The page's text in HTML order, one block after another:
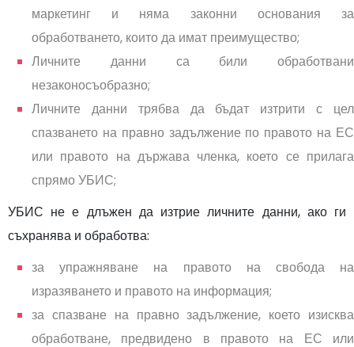
маркетинг и няма законни основания за
обработването, които да имат преимущество;
Личните данни са били обработвани
незаконосъобразно;
Личните данни трябва да бъдат изтрити с цел
спазването на правно задължение по правото на ЕС
или правото на държава членка, което се прилага
спрямо УБИС;
УБИС не е длъжен да изтрие личните данни, ако ги
съхранява и обработва:
за упражняване на правото на свобода на
изразяването и правото на информация;
за спазване на правно задължение, което изисква
обработване, предвидено в правото на ЕС или